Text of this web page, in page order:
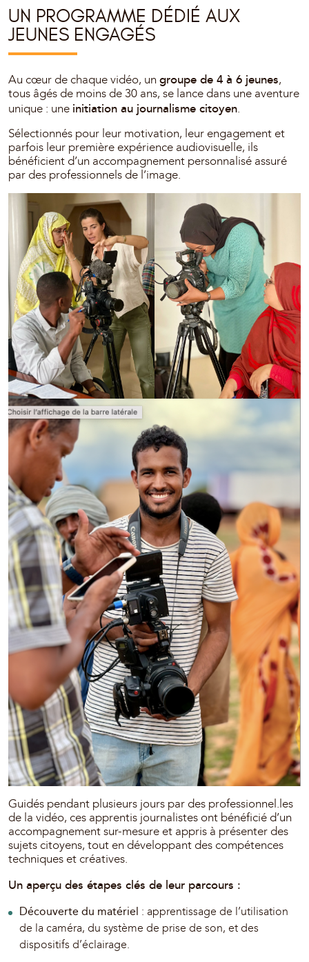
UN PROGRAMME DÉDIÉ AUX
JEUNES ENGAGÉS
Au cœur de chaque vidéo, ungroupe de 4 à 6 jeunes,
tous âgés de moins de 30 ans, se lance dans une aventure
unique : une initiation au journalisme citoyen.
Sélectionnés pour leur motivation, leur engagement et
parfois leur première expérience audiovisuelle, ils
bénéficient d’un accompagnement personnalisé assuré
par des professionnels de l’image.
Guidés pendant plusieurs jours par des professionnel.les
de la vidéo, ces apprentis journalistes ont bénéficié d’un
accompagnement sur-mesure et appris à présenter des
sujets citoyens, tout en développant des compétences
techniques et créatives.
Un aperçu des étapes clés de leur parcours :
Découverte du matériel : apprentissage de l’utilisation
de la caméra, du système de prise de son, et des
dispositifs d’éclairage.